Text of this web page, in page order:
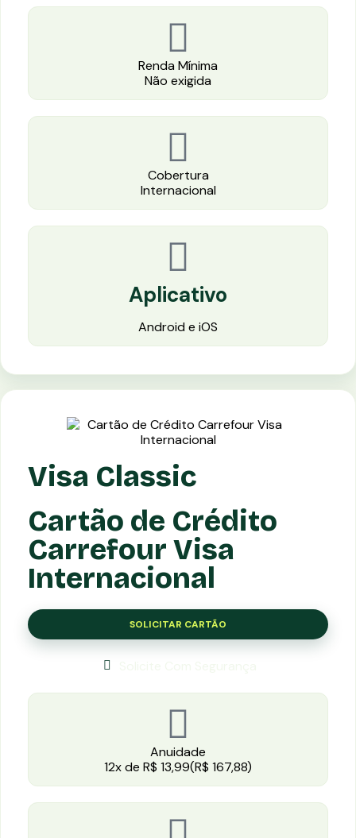
Renda Mínima
Não exigida
Cobertura
Internacional
Aplicativo
Android e iOS
Visa Classic
Cartão de Crédito
Carrefour Visa
Internacional
SOLICITAR CARTÃO
Anuidade
12x de R$ 13,99(R$ 167,88)